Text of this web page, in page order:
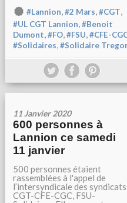
#Lannion,#2 Mars,#CGT,
#UL CGT Lannion,#Benoit
Dumont,#FO,#FSU,#CFE-
#Solidaires,#Solidaire
11 Janvier 2020
600 personnes à
Lannion ce samedi
11 janvier
500 personnes étaient
rassemblées à l'appel de
l’intersyndicale des syndicats
CGT-CFE-CGC, FSU-